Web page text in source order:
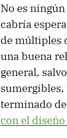
No es
cabría
de múltiples
una buena
general,
sumergibles,
terminado
con el